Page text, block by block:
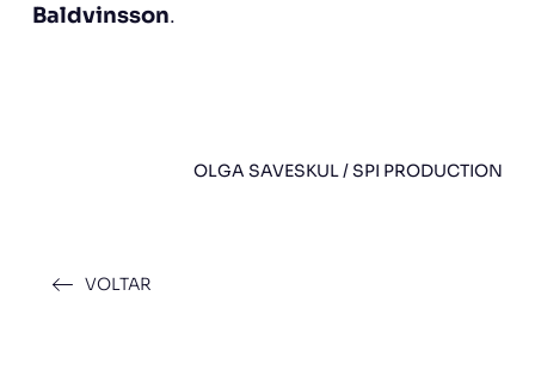
Baldvinsson.
OLGA SAVESKUL / SPI PRODUCTION
VOLTAR